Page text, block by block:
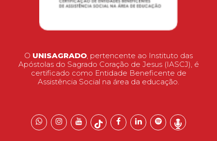
O UNISAGRADO , pertencente ao Instituto das
Apóstolas do Sagrado Coração de Jesus (IASCJ), é
certificado como Entidade Beneficente de
Assistência Social na área da educação.